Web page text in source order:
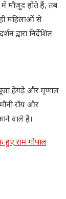
मौजूद होते हैं, तब
महिलाओं से
द्वारा निर्देशित
पूजा हेगड़े और मृणाल
रॉय और
वाले हैं।
राम गोपाल